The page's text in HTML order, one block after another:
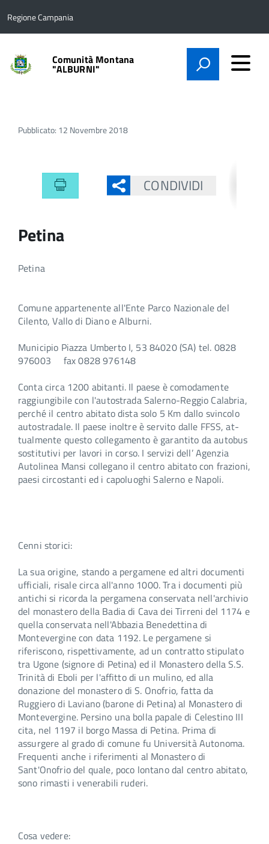
Regione Campania
Comunità Montana
"ALBURNI"
Pubblicato: 12 Novembre 2018
CONDIVIDI
Petina
Petina
Comune appartenente all'Ente Parco Nazionale del
Cilento, Vallo di Diano e Alburni.
Municipio Piazza Umberto I, 53 84020 (SA) tel. 0828
976003 fax 0828 976148
Conta circa 1200 abitanti. Il paese è comodamente
raggiun­gibile con l'autostrada Salerno-Reggio Calabria,
perché il centro abitato dista solo 5 Km dallo svincolo
autostradale. Il paese inoltre è servito dalle FFSS, at­
tualmente questo collegamento è garantito da autobus
sostitutivi per lavori in corso. I servizi dell’ Agenzia
Autolinea Mansi colle­gano il centro abitato con frazio­ni,
paesi circostanti ed i capoluoghi Salerno e Napoli.
Cenni storici:
La sua origine, stando a perga­mene ed altri documenti
uffi­ciali, risale circa all'anno 1000. Tra i documenti più
antichi si ricor­da la pergamena conservata nel­l'archivio
del monastero della Badia di Cava dei Tirreni del 1174 e
quel­la conservata nell'Abbazia Bene­dettina di
Montevergine con data 1192. Le pergamene si
riferiscono, rispettivamente, ad un contratto sti­pulato
tra Ugone (signore di Peti­na) ed il Monastero della S.S.
Trinità di Eboli per l'affitto di un mulino, ed alla
donazione del monastero di S. Onofrio, fatta da
Ruggiero di Laviano (barone di Petina) al Monastero di
Montevergine. Persino una bolla papale di Celestino III
cita, nel 1197 il borgo Massa di Petina. Prima di
assurgere al grado di comune fu Università Autonoma.
Frequenti anche i riferimenti al Monastero di
Sant'Onofrio del quale, poco lontano dal centro abitato,
sono rimasti i venerabili ruderi.
Cosa vedere: